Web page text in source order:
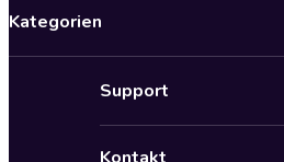
Kategorien
Support